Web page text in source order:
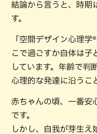
結論から言うと、時期
す。
「空間デザイン心理
こで過ごすか自体は子
しています。年齢で判
心理的な発達に沿うこ
赤ちゃんの頃、一番安
です。
しかし、自我が芽生え